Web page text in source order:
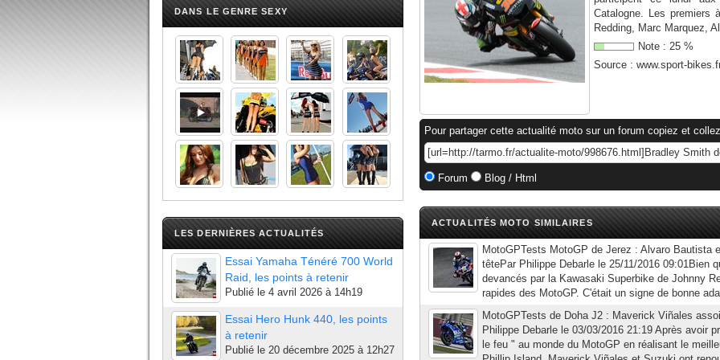
DANS LE GENRE SEXY
LES DERNIÈRES ACTUALITÉS
Essai Yamaha Ténéré 700 World
Raid, les points à retenir
Publié le 4 avril 2026 à 14h19
Essai Hero Hunk 440, les points
à retenir
Publié le 20 décembre 2025 à 12h27
Catalogne. Les premiers
Redding, Marc Marquez,
Note : 25 %
Source : www.sport-
Pour partager cette actualité moto sur un forum copiez et
Forum Blog / Html
ACTUALITÉS MOTO SIMILAIRES
MotoGPTests MotoGP de Jerez : Alvaro Bautista
têtePar Philippe Debarle le 25/11/2016 09:01Bien
devancés par la Kawasaki Superbike de Johnny
rapides des MotoGP. C'était un signe de bonne
MotoGPTests de Doha J2 : Maverick Viñales
Philippe Debarle le 03/03/2016 21:19 Après avoir
le feu " au monde du MotoGP en réalisant le